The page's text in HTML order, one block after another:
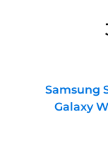
Samsung
Galaxy